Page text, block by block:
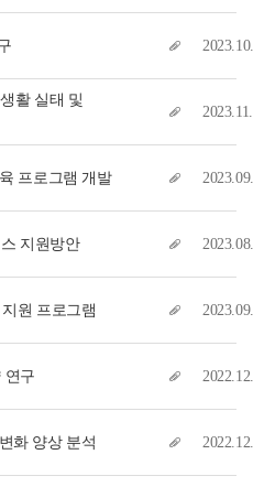
2023.10.
활 실태 및
2023.11.
프로그램 개발 2023.09.
지원방안 2023.08.
원 프로그램 2023.09.
연구 2022.12.
화 양상 분석 2022.12.